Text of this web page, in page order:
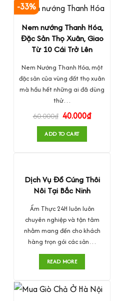
-33%
Nem nướng Thanh Hóa,
Đặc Sản Thọ Xuân, Giao
Từ 10 Cái Trở Lên
Nem Nướng Thanh Hóa, một
đặc sản của vùng đất thọ xuân
mà hầu hết những ai đã dùng
thử…
60.000₫ 40.000₫
ADD TO CART
Dịch Vụ Đồ Cúng Thôi
Nôi Tại Bắc Ninh
Ẩm Thực 24H luôn luôn
chuyên nghiệp và tận tâm
nhằm mang đến cho khách
hàng trọn gói các sản…
READ MORE